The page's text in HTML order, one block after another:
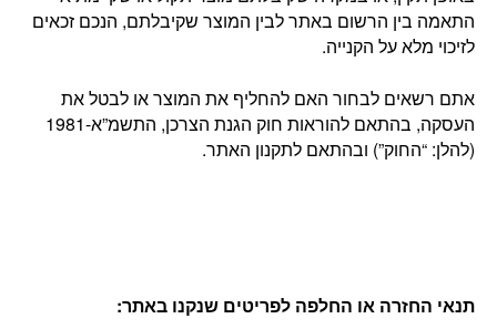
התאמה בין הרשום באתר לבין המוצר שקיבלתם, הנכם זכאים
לזיכוי מלא על הקנייה.
אתם רשאים לבחור האם להחליף את המוצר או לבטל את
העסקה, בהתאם להוראות חוק הגנת הצרכן, התשמ”א-1981
(להלן: “החוק”) ובהתאם לתקנון האתר.
תנאי החזרה או החלפה לפריטים שנקנו באתר: